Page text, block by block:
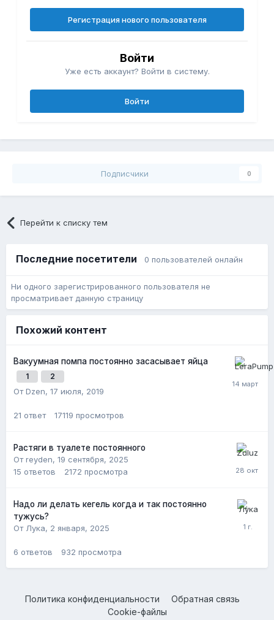
Регистрация нового пользователя
Войти
Уже есть аккаунт? Войти в систему.
Войти
Подписчики 0
Перейти к списку тем
Последние посетители 0 пользователей онлайн
Ни одного зарегистрированного пользователя не
просматривает данную страницу
Похожий контент
Вакуумная помпа постоянно засасывает яйца
1 2
От Dzen, 17 июля, 2019
21 ответ 17119 просмотров
Растяги в туалете постоянного
От reyden, 19 сентября, 2025
15 ответов 2172 просмотра
Надо ли делать кегель когда и так постоянно
тужусь?
От Лука, 2 января, 2025
6 ответов 932 просмотра
Политика конфиденциальности
Обратная связь
Cookie-файлы